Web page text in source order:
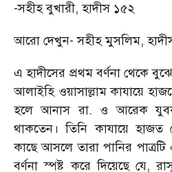
-সহীহ বুখারী, হাদীস ১৫২
আরো দেখুন- সহীহ মুসলিম,
এ হাদীসের প্রথম বর্ণনা থেকে
আলাইহি ওয়াসাল্লাম কাযায়ে
হলে আনাস রা. ও আরেক যুবক
থাকতেন। তিনি কাযায়ে হাজত
কাছে আসলে তারা পানির পাত্রটি
বর্ণনা স্পষ্ট করে দিয়েছে যে,